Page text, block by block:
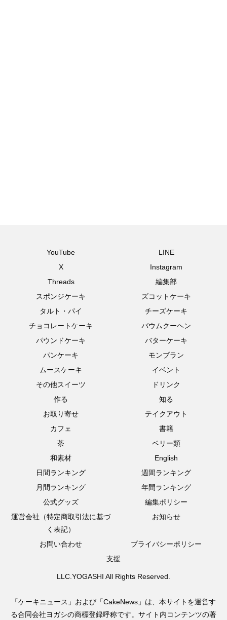
YouTube
LINE
X
Instagram
Threads
編集部
スポンジケーキ
ズコットケーキ
タルト・パイ
チーズケーキ
チョコレートケーキ
バウムクーヘン
パウンドケーキ
バターケーキ
パンケーキ
モンブラン
ムースケーキ
イベント
その他スイーツ
ドリンク
作る
知る
お取り寄せ
テイクアウト
カフェ
書籍
茶
ベリー類
和素材
English
日間ランキング
週間ランキング
月間ランキング
年間ランキング
公式グッズ
編集ポリシー
運営会社（特定商取引法に基づ
く表記）
お知らせ
お問い合わせ
プライバシーポリシー
支援
LLC.YOGASHI All Rights Reserved.
「ケーキニュース」および「CakeNews」は、本サイトを運営す
る合同会社ヨガシの商標登録呼称です。サイト内コンテンツの著